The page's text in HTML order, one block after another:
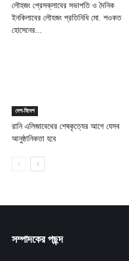
লৌহজং প্রেসক্লাবের সভাপতি ও দৈনিক
ইনকিলাবের লৌহজং প্রতিনিধি মো. শওকত
হোসেনের...
দেশ-বিদেশ
রানি এলিজাবেথের শেষকৃত্যের আগে যেসব
আনুষ্ঠানিকতা হবে
সম্পাদকের পছন্দ